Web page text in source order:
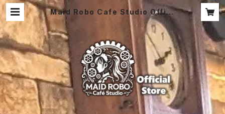
Maid Robo Cafe Studio Offici
al Store